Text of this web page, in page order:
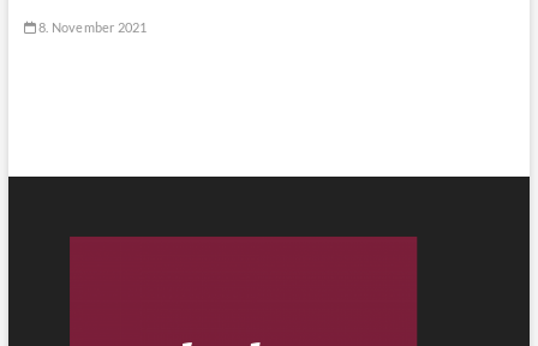
8. November 2021